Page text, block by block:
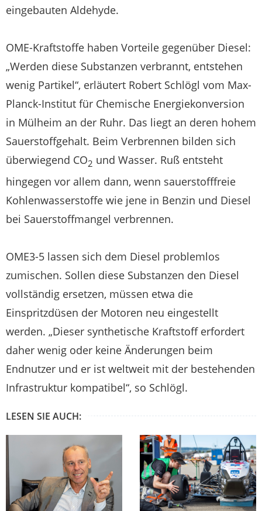
eingebauten Aldehyde.
OME-Kraftstoffe haben Vorteile gegenüber Diesel:
„Werden diese Substanzen verbrannt, entstehen
wenig Partikel“, erläutert Robert Schlögl vom Max-
Planck-Institut für Chemische Energiekonversion
in Mülheim an der Ruhr. Das liegt an deren hohem
Sauerstoffgehalt. Beim Verbrennen bilden sich
überwiegend CO2 und Wasser. Ruß entsteht
hingegen vor allem dann, wenn sauerstofffreie
Kohlenwasserstoffe wie jene in Benzin und Diesel
bei Sauerstoffmangel verbrennen.
OME3-5 lassen sich dem Diesel problemlos
zumischen. Sollen diese Substanzen den Diesel
vollständig ersetzen, müssen etwa die
Einspritzdüsen der Motoren neu eingestellt
werden. „Dieser synthetische Kraftstoff erfordert
daher wenig oder keine Änderungen beim
Endnutzer und er ist weltweit mit der bestehenden
Infrastruktur kompatibel“, so Schlögl.
LESEN SIE AUCH: